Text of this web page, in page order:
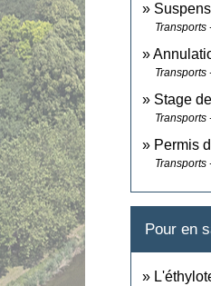
Transports
Transports
Stage
Transports
Permis
Transports
Pour en